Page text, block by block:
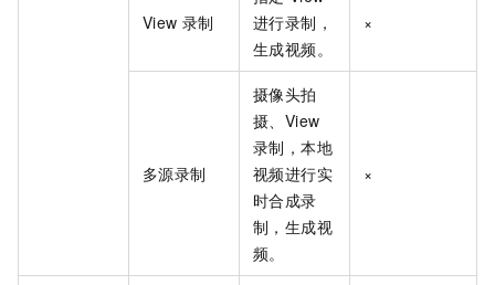
View 录制
进行录制，
生成视频。
×
多源录制
摄像头拍
摄、View
录制，本地
视频进行实
时合成录
制，生成视
频。
×